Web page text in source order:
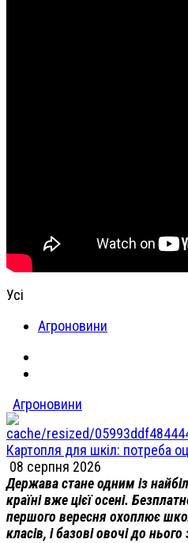
Усі
Агроновини
Агроновини
Картопля для шкіл: потреба
08 серпня 2026
Держава стане одним із
країні вже цієї осені.
першого вересня охоплює
класів, і базові овочі до